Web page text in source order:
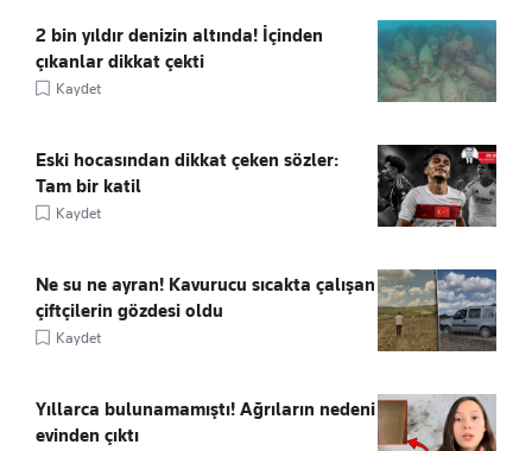
2 bin yıldır denizin altında! İçinden
çıkanlar dikkat çekti
Kaydet
Eski hocasından dikkat çeken sözler:
Tam bir katil
Kaydet
Ne su ne ayran! Kavurucu sıcakta çalışan
çiftçilerin gözdesi oldu
Kaydet
Yıllarca bulunamamıştı! Ağrıların nedeni
evinden çıktı